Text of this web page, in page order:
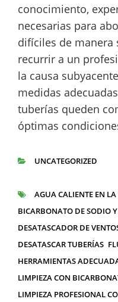
conocimiento,
necesarias para
difíciles de manera
recurrir a un
la causa
medidas
tuberías queden
óptimas
UNCATEGORIZED
ETIQUETAS
AGUA CALIENTE EN
BICARBONATO DE SODIO
DESATASCADOR DE
DESATASCAR TUBERÍAS
HERRAMIENTAS
LIMPIEZA CON
LIMPIEZA PROFESIONAL